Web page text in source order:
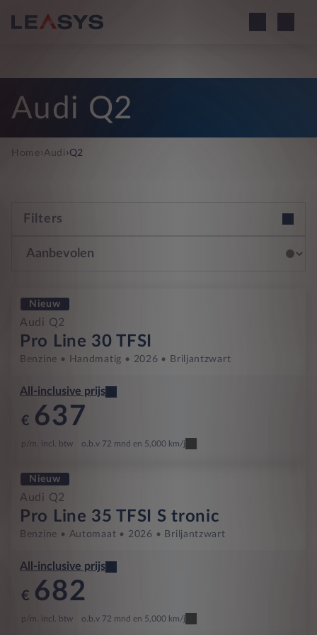
Audi Q2
Home›Audi ›Q2
Filters
Nieuw
Audi Q2
Pro Line 30 TFSI
Benzine Handmatig 2026 Briljantzwart
All-inclusive prijs
€ 637
p/m. incl. btw o.b.v 72 mnd en 5,000 km/j
Nieuw
Audi Q2
Pro Line 35 TFSI S tronic
Benzine Automaat 2026 Briljantzwart
All-inclusive prijs
€ 682
p/m. incl. btw o.b.v 72 mnd en 5,000 km/j